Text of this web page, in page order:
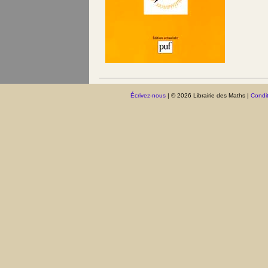
Écrivez-nous| © 2026 Librairie des Maths |